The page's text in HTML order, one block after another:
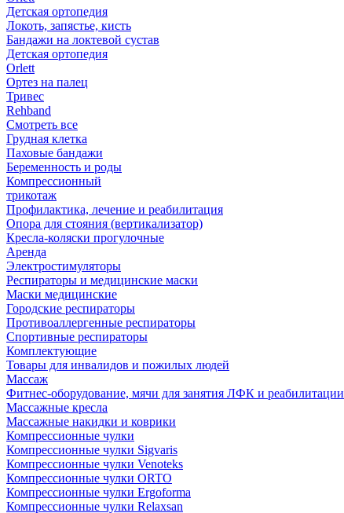
Детская ортопедия
Локоть, запястье, кисть
Бандажи на локтевой сустав
Детская ортопедия
Orlett
Ортез на палец
Тривес
Rehband
Смотреть все
Грудная клетка
Паховые бандажи
Беременность и роды
Компрессионный
трикотаж
Профилактика, лечение и реабилитация
Опора для стояния (вертикализатор)
Кресла-коляски прогулочные
Аренда
Электростимуляторы
Респираторы и медицинские маски
Маски медицинские
Городские респираторы
Противоаллергенные респираторы
Спортивные респираторы
Комплектующие
Товары для инвалидов и пожилых людей
Массаж
Фитнес-оборудование, мячи для занятия ЛФК и реабилитации
Массажные кресла
Массажные накидки и коврики
Компрессионные чулки
Компрессионные чулки Sigvaris
Компрессионные чулки Venoteks
Компрессионные чулки ORTO
Компрессионные чулки Ergoforma
Компрессионные чулки Relaxsan